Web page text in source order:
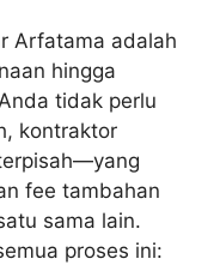
Arfatama adalah
hingga
tidak perlu
kontraktor
fee tambahan
sama lain.
proses ini: